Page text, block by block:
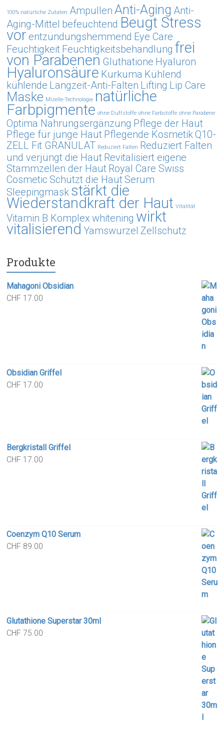
100% natürliche Zutaten Ampullen Anti-Aging Anti-
Aging-Mittel befeuchtend Beugt Stress
vor entzündungshemmend Eye Care
Feuchtigkeit Feuchtigkeitsbehandlung frei
von Parabenen Gluthatione Hyaluron
Hyaluronsäure Kurkuma Kühlend
kühlende Langzeit-Anti-Falten Lifting Lip Care
Maske Mizelle-Technologie natürliche
Farbpigmente ohne Duftstoffe ohne Farbstoffe ohne Parabene
Optima Nahrungsergänzung Pflege der Haut
Pflege für junge Haut Pflegende KosmetikQ10-
ZELL Fit GRANULAT Reduziert Falten Reduziert Falten
und verjüngt die Haut Revitalisiert eigene
Stammzellen der Haut Royal Care Swiss
Cosmetic Schützt die HautSerum
Sleepingmask stärkt die
Wiederstandkraft der Haut Vitalität
Vitamin B Komplex whitening wirkt
vitalisierend Yamswurzel Zellschutz
Produkte
Mahagoni Obsidian
CHF 17.00
Obsidian Griffel
CHF 17.00
Bergkristall Griffel
CHF 17.00
Coenzym Q10 Serum
CHF 89.00
Glutathione Superstar 30ml
CHF 75.00